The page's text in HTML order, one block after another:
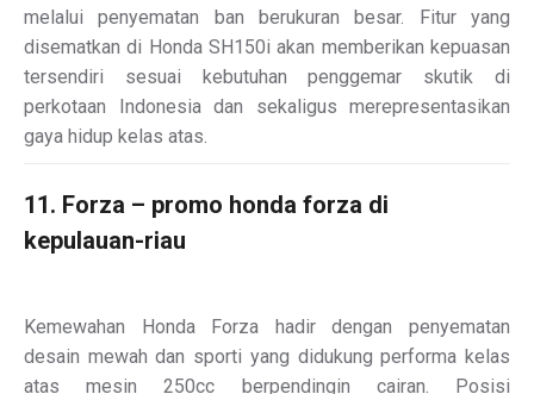
melalui penyematan ban berukuran besar. Fitur yang
disematkan di Honda SH150i akan memberikan kepuasan
tersendiri sesuai kebutuhan penggemar skutik di
perkotaan Indonesia dan sekaligus merepresentasikan
gaya hidup kelas atas.
11. Forza – promo honda forza di
kepulauan-riau
Kemewahan Honda Forza hadir dengan penyematan
desain mewah dan sporti yang didukung performa kelas
atas mesin 250cc berpendingin cairan. Posisi